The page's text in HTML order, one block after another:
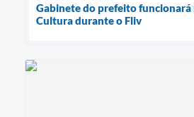
Gabinete do prefeito funcionará
Cultura durante o Fliv